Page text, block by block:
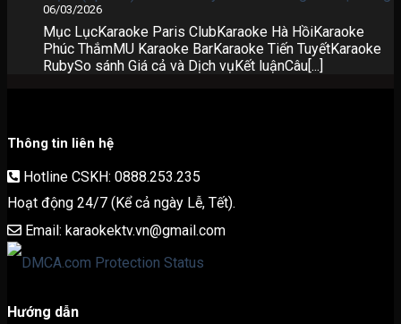
06/03/2026
Mục LụcKaraoke Paris ClubKaraoke Hà HồiKaraoke
Phúc ThắmMU Karaoke BarKaraoke Tiến TuyếtKaraoke
RubySo sánh Giá cả và Dịch vụKết luậnCâu[...]
Thông tin liên hệ
Hotline CSKH: 0888.253.235
Hoạt động 24/7 (Kể cả ngày Lễ, Tết).
Email: karaokektv.vn@gmail.com
Hướng dẫn